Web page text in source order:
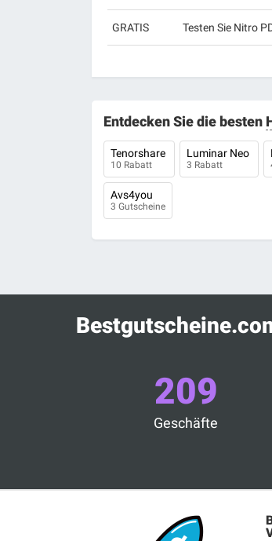
GRATIS Testen Sie Nitro
Entdecken Sie die besten
Tenorshare
10 Rabatt
Luminar Neo
3 Rabatt
Avs4you
3 Gutscheine
209
Geschäfte